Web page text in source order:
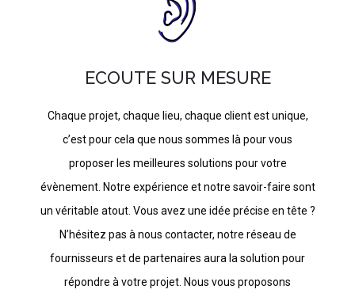
ECOUTE SUR MESURE
Chaque projet, chaque lieu, chaque client est unique,
c’est pour cela que nous sommes là pour vous
proposer les meilleures solutions pour votre
évènement. Notre expérience et notre savoir-faire sont
un véritable atout. Vous avez une idée précise en tête ?
N’hésitez pas à nous contacter, notre réseau de
fournisseurs et de partenaires aura la solution pour
répondre à votre projet. Nous vous proposons